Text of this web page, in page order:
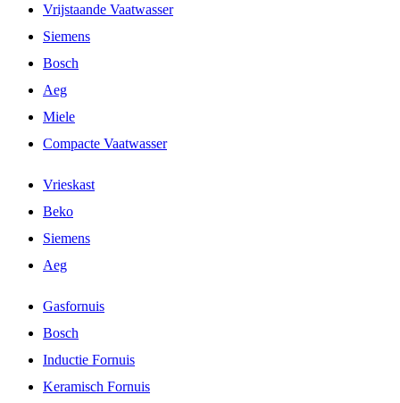
Vrijstaande Vaatwasser
Siemens
Bosch
Aeg
Miele
Compacte Vaatwasser
Vrieskast
Beko
Siemens
Aeg
Gasfornuis
Bosch
Inductie Fornuis
Keramisch Fornuis